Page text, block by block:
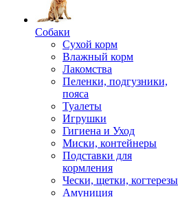
Собаки
Сухой корм
Влажный корм
Лакомства
Пеленки, подгузники,
пояса
Туалеты
Игрушки
Гигиена и Уход
Миски, контейнеры
Подставки для
кормления
Чески, щетки, когтерезы
Амуниция